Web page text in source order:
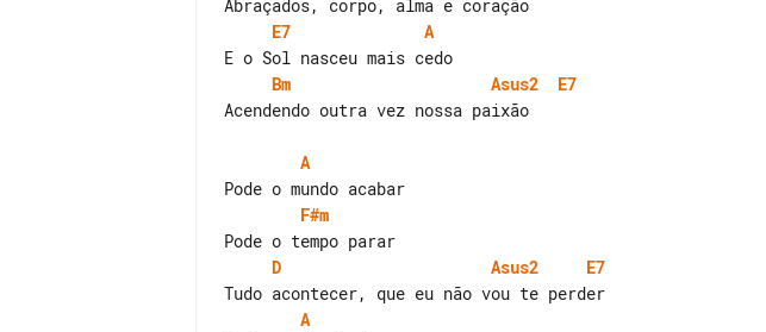
E7
A
Bm
Asus2
E7
Acendendo outra vez nossa paixão
A
F#m
D
Asus2
E7
A